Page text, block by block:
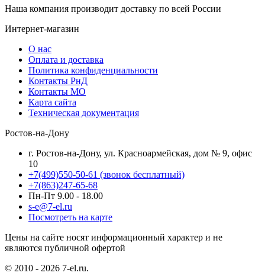
Наша компания производит доставку по всей России
Интернет-магазин
О нас
Оплата и доставка
Политика конфиденциальности
Контакты РнД
Контакты МО
Карта сайта
Техническая документация
Ростов-на-Дону
г. Ростов-на-Дону, ул. Красноармейская, дом № 9, офис
10
+7(499)550-50-61 (звонок бесплатный)
+7(863)247-65-68
Пн-Пт 9.00 - 18.00
s-e@7-el.ru
Посмотреть на карте
Цены на сайте носят информационный характер и не
являются публичной офертой
© 2010 - 2026 7-el.ru.